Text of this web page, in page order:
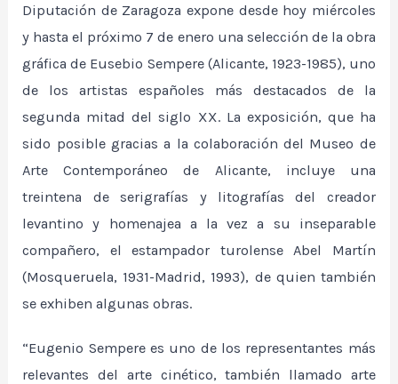
Diputación de Zaragoza expone desde hoy miércoles
y hasta el próximo 7 de enero una selección de la obra
gráfica de Eusebio Sempere (Alicante, 1923-1985), uno
de los artistas españoles más destacados de la
segunda mitad del siglo XX. La exposición, que ha
sido posible gracias a la colaboración del Museo de
Arte Contemporáneo de Alicante, incluye una
treintena de serigrafías y litografías del creador
levantino y homenajea a la vez a su inseparable
compañero, el estampador turolense Abel Martín
(Mosqueruela, 1931-Madrid, 1993), de quien también
se exhiben algunas obras.
“Eugenio Sempere es uno de los representantes más
relevantes del arte cinético, también llamado arte